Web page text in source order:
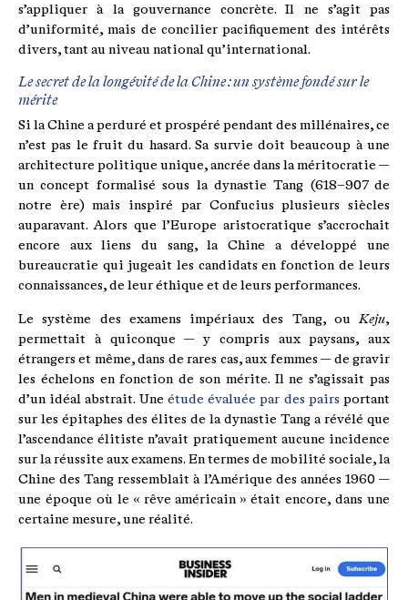
s’appliquer à la gouvernance concrète. Il ne s’agit pas
d’uniformité, mais de concilier pacifiquement des intérêts
divers, tant au niveau national qu’international.
Le secret de la longévité de la Chine : un système fondé sur le
mérite
Si la Chine a perduré et prospéré pendant des millénaires, ce
n’est pas le fruit du hasard. Sa survie doit beaucoup à une
architecture politique unique, ancrée dans la méritocratie —
un concept formalisé sous la dynastie Tang (618–907 de
notre ère) mais inspiré par Confucius plusieurs siècles
auparavant. Alors que l’Europe aristocratique s’accrochait
encore aux liens du sang, la Chine a développé une
bureaucratie qui jugeait les candidats en fonction de leurs
connaissances, de leur éthique et de leurs performances.
Le système des examens impériaux des Tang, ou Keju,
permettait à quiconque — y compris aux paysans, aux
étrangers et même, dans de rares cas, aux femmes — de gravir
les échelons en fonction de son mérite. Il ne s’agissait pas
d’un idéal abstrait. Une étude évaluée par des pairsportant
sur les épitaphes des élites de la dynastie Tang a révélé que
l’ascendance élitiste n’avait pratiquement aucune incidence
sur la réussite aux examens. En termes de mobilité sociale, la
Chine des Tang ressemblait à l’Amérique des années 1960 —
une époque où le « rêve américain » était encore, dans une
certaine mesure, une réalité.